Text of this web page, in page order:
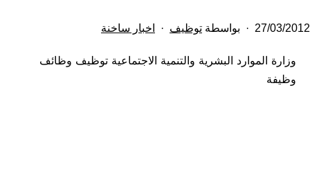
تم
في
27/03/2012 بواسطة توظيف
مصنف
اخبار ساخنة
وزارة الموارد البشرية والتنمية الاجتماعية توظيف وظائف
وظيفة